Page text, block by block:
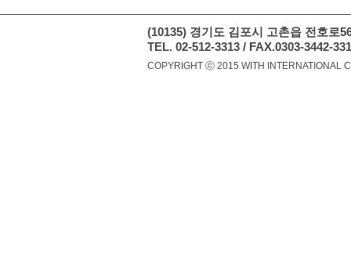
(10135) 경기도 김포시 고촌읍 전호로
TEL. 02-512-3313 / FAX.0303-3442-
COPYRIGHT ⓒ 2015 WITH INTERNATIONAL